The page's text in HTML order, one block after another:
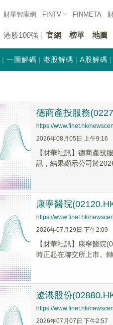
財華智庫網 FINTV FINMETA
港股100強 官網 榜單 地圖
一圖解碼 港股解碼 A股解碼
德商產投服務
https://www.finet.hk/
2026年08月05日 上午9:16
【財華社訊】德商產投
訊，結果顯示公司於
康寧醫院
https://www.finet.hk/
2026年07月29日 下午2:09
【財華社訊】康寧醫
時正起在聯交所上市。轉
遼港股份
https://www.finet.hk/
2026年07月07日 下午2:57